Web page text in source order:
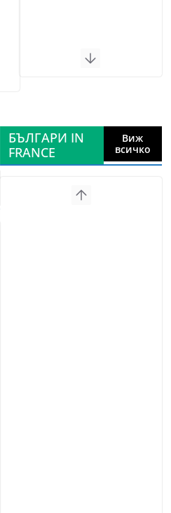
БЪЛГАРИ IN
FRANCE
Виж
всичко